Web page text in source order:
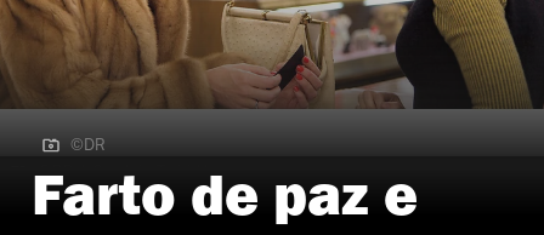
©DR | Carol de Todd Haynes
©DR
Farto de paz e